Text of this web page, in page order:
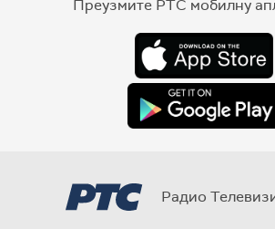
Преузмите РТС мобилну
Радио